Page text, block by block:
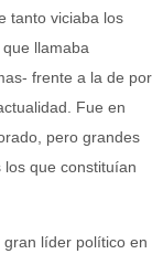
tanto viciaba los
llamaba
frente a la de por
Fue en
pero grandes
los que constituían
líder político en